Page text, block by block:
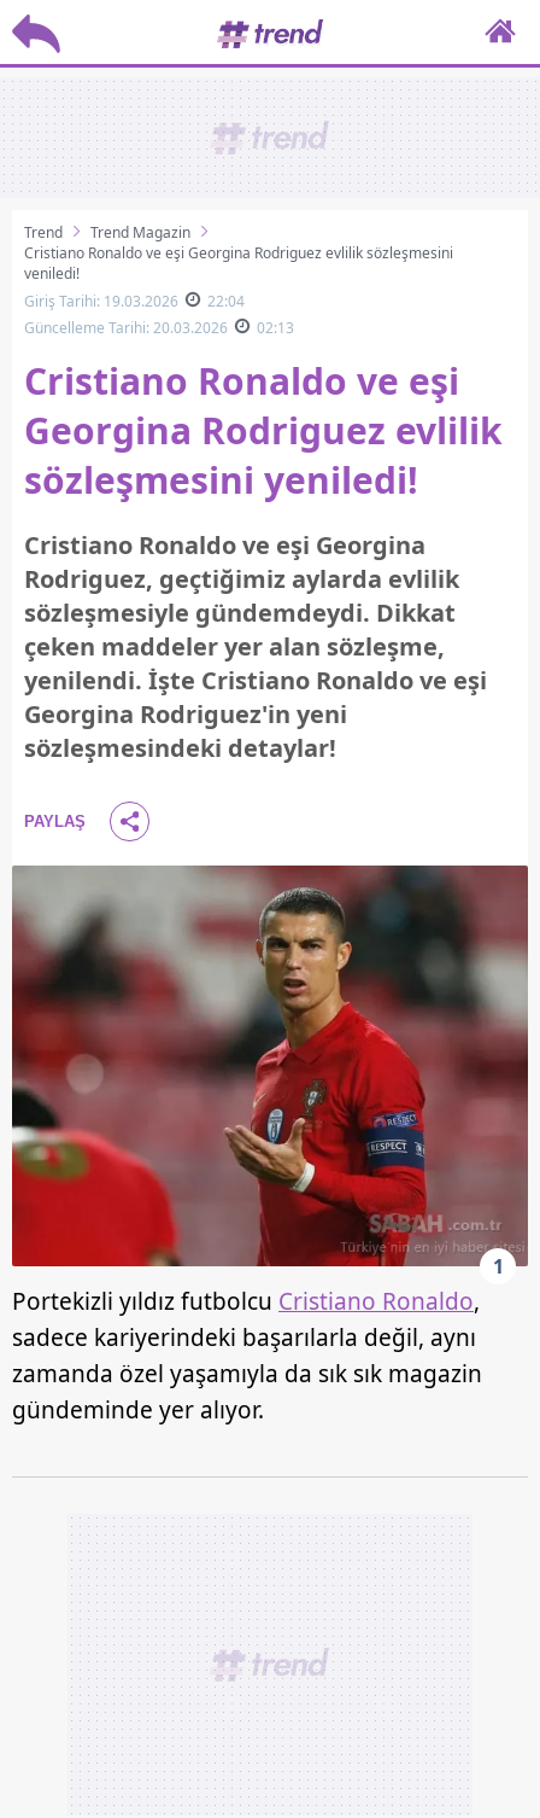
Trend
Trend Magazin
Cristiano Ronaldo ve eşi Georgina Rodriguez evlilik sözleşmesini
yeniledi!
Giriş Tarihi: 19.03.2026
22:04
Güncelleme Tarihi: 20.03.2026
02:13
Cristiano Ronaldo ve eşi
Georgina Rodriguez evlilik
sözleşmesini yeniledi!
Cristiano Ronaldo ve eşi Georgina
Rodriguez, geçtiğimiz aylarda evlilik
sözleşmesiyle gündemdeydi. Dikkat
çeken maddeler yer alan sözleşme,
yenilendi. İşte Cristiano Ronaldo ve eşi
Georgina Rodriguez'in yeni
sözleşmesindeki detaylar!
PAYLAŞ
1
Portekizli yıldız futbolcu Cristiano Ronaldo,
sadece kariyerindeki başarılarla değil, aynı
zamanda özel yaşamıyla da sık sık magazin
gündeminde yer alıyor.